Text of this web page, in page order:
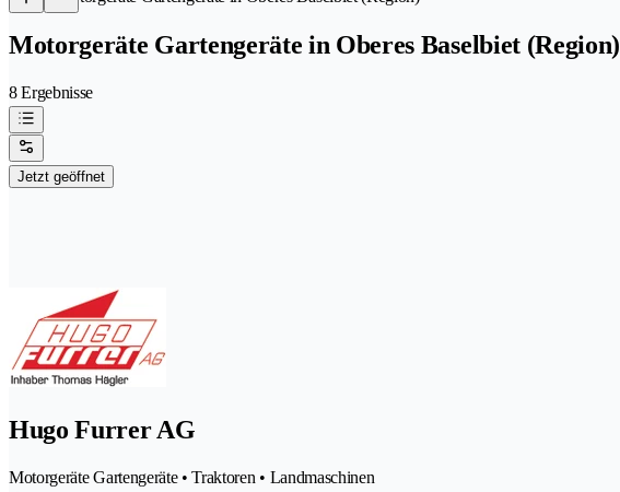
Motorgeräte Gartengeräte in Oberes Baselbiet (Region)
8 Ergebnisse
Jetzt geöffnet
Hugo Furrer AG
Motorgeräte Gartengeräte • Traktoren • Landmaschinen